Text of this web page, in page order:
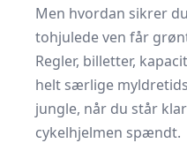
Men hvordan sikrer
tohjulede ven får
Regler, billetter,
helt særlige
jungle, når du står
cykelhjelmen spændt.